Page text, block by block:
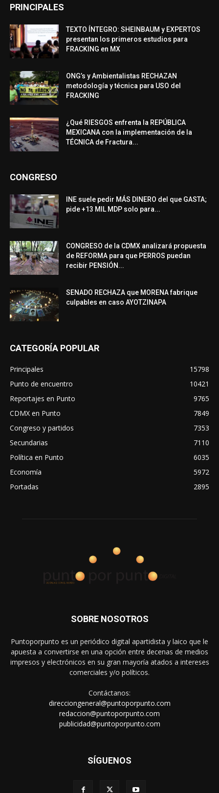
PRINCIPALES
TEXTO ÍNTEGRO: SHEINBAUM y EXPERTOS
presentan los primeros estudios para
FRACKING en MX
ONG’s y Ambientalistas RECHAZAN
metodología y técnica para USO del
FRACKING
¿Qué RIESGOS enfrenta la REPÚBLICA
MEXICANA con la implementación de la
TÉCNICA de Fractura...
CONGRESO
INE suele pedir MÁS DINERO del que GASTA;
pide +13 MIL MDP solo para...
CONGRESO de la CDMX analizará propuesta
de REFORMA para que PERROS puedan
recibir PENSIÓN...
SENADO RECHAZA que MORENA fabrique
culpables en caso AYOTZINAPA
CATEGORÍA POPULAR
Principales
15798
Punto de encuentro
10421
Reportajes en Punto
9765
CDMX en Punto
7849
Congreso y partidos
7353
Secundarias
7110
Política en Punto
6035
Economía
5972
Portadas
2895
SOBRE NOSOTROS
Puntoporpunto es un periódico digital apartidista y laico que le
apuesta a convertirse en una opción entre decenas de medios
impresos y electrónicos en su gran mayoría atados a intereses
comerciales y/o políticos.
Contáctanos:
direcciongeneral@puntoporpunto.com
redaccion@puntoporpunto.com
publicidad@puntoporpunto.com
SÍGUENOS